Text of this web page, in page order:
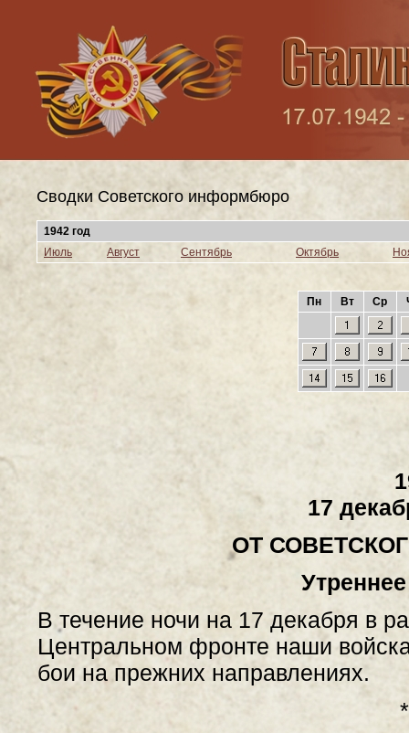
Сводки Cоветского информбюро
1942 год
Июль
Август Сентябрь Октябрь
Пн Вт Ср
17
ОТ
В течение ночи на 17 декабря в
Центральном фронте наши
бои на прежних направлениях.